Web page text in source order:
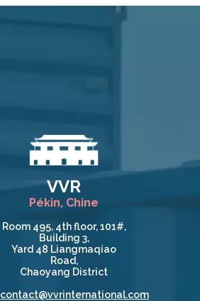
VVR
Pékin, Chine
Room 495, 4th floor, 101#,
Building 3,
Yard 48 Liangmaqiao
Road,
Chaoyang District
contact@vvrinternational.com